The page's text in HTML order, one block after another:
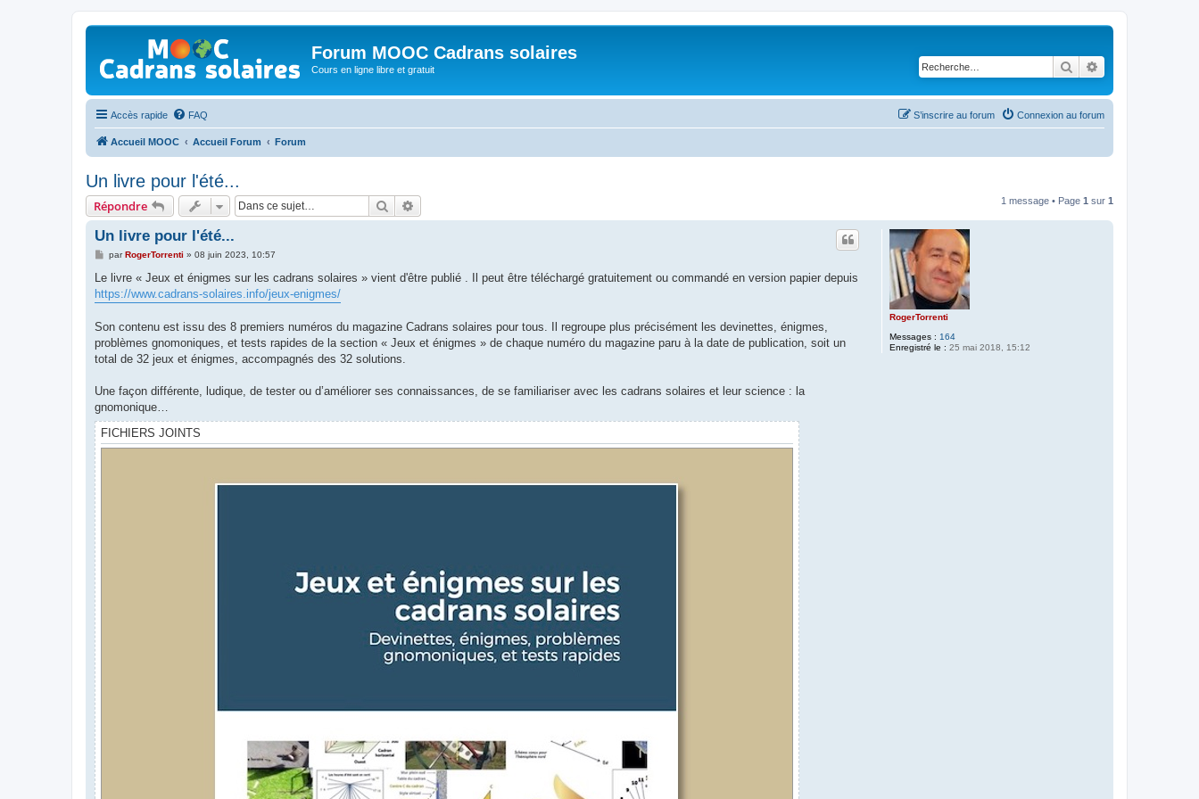
Forum MOOC Cadrans solaires
Cours en ligne libre et gratuit Rechercher
Accès rapide FAQ Connexion au forum
S’inscrire au forum
Accueil MOOC Accueil Forum Forum
Un livre pour l'été...
Répondre Rechercher 1 message • Page 1 sur 1
RogerTorrenti
Messages : 164
Enregistré le : 25 mai 2018, 15:12
Un livre pour l'été...
M
s
a
parRogerTorrenti » 08 juin 2023, 10:57
Le livre « Jeux et énigmes sur les cadrans solaires » vient d'être publié . Il peut être téléchargé gratuitement ou commandé en version papier depuis
https://www.cadrans-solaires.info/jeux-enigmes/
Son contenu est issu des 8 premiers numéros du magazine Cadrans solaires pour tous. Il regroupe plus précisément les devinettes, énigmes,
problèmes gnomoniques, et tests rapides de la section « Jeux et énigmes » de chaque numéro du magazine paru à la date de publication, soit un
total de 32 jeux et énigmes, accompagnés des 32 solutions.
Une façon différente, ludique, de tester ou d’améliorer ses connaissances, de se familiariser avec les cadrans solaires et leur science : la
gnomonique…
FICHIERS JOINTS